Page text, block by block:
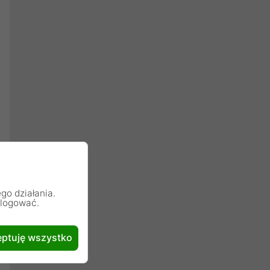
działania.
wszystko